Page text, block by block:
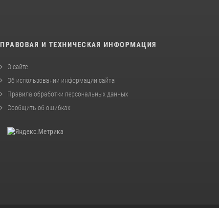
ПРАВОВАЯ И ТЕХНИЧЕСКАЯ ИНФОРМАЦИЯ
О сайте
Об использовании информации сайта
Правила обработки персональных данных
Сообщить об ошибках